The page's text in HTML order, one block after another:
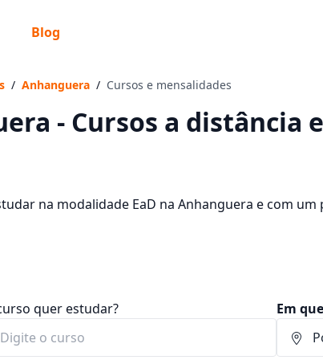
Blog
no caminho ideal para seus estudos
/ Anhanguera / Cursos e mensalidades
- Cursos a distância
na modalidade EaD na Anhanguera e com
quer estudar? Em